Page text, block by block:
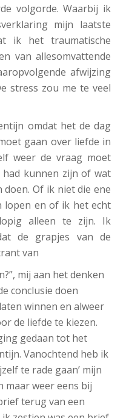
volgorde. Waarbij ik
mijn laatste
ik het traumatische
van allesomvattende
afwijzing
stress zou me te veel
omdat het de dag
gaan over liefde in
weer de vraag moet
kunnen zijn of wat
Of ik niet die ene
lopen en of ik het echt
alleen te zijn. Ik
de grapjes van de
van
mij aan het denken
conclusie doen
winnen en alweer
de liefde te kiezen.
gedaan tot het
Vanochtend heb ik
te rade gaan’ mijn
maar weer eens bij
terug van een